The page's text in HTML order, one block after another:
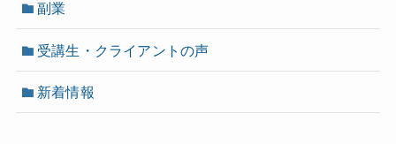
副業
受講生・クライアントの声
新着情報